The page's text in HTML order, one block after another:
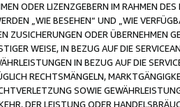
ODER LIZENZGEBERN IM RAHMEN
„WIE BESEHEN“ UND „WIE
ZUSICHERUNGEN ODER ÜBERNEHMEN
WEISE, IN BEZUG AUF DIE
IN BEZUG AUF DIE
RECHTSMÄNGELN,
SOWIE
DER LEISTUNG ODER